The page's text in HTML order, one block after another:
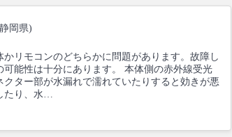
岡県)
リモコンのどちらかに問題があります。故障し
能性は十分にあります。 本体側の赤外線受光
ター部が水漏れで濡れていたりすると効きが悪
たり、水…